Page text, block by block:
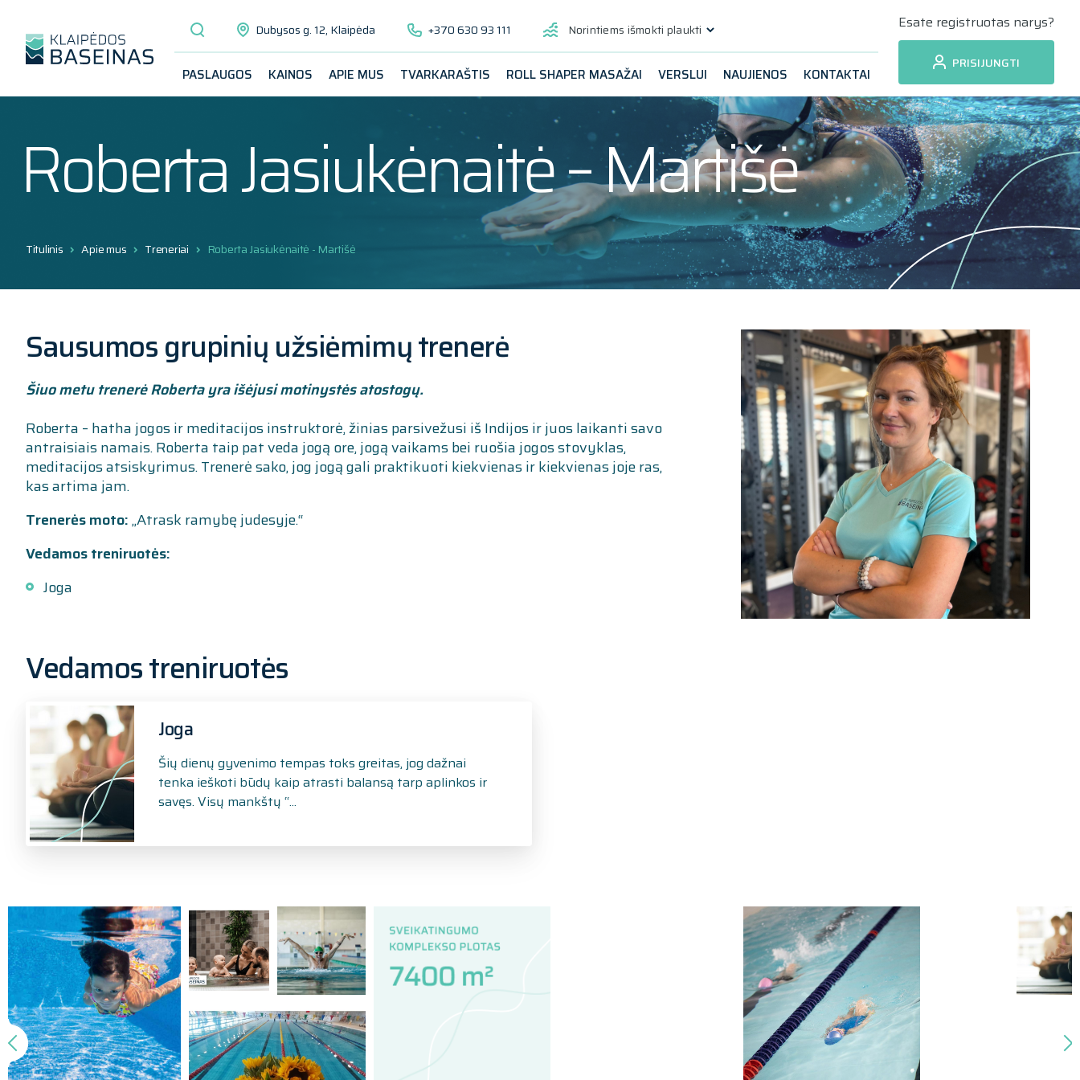
Dubysos g. 12, Klaipėda +370 630 93 111 Norintiems išmokti plaukti
PASLAUGOS KAINOS APIE MUS TVARKARAŠTIS ROLL SHAPER MASAŽAI VERSLUI NAUJIENOS KONTAKTAI
Esate registruotas narys?
PRISIJUNGTI
Roberta Jasiukėnaitė – Martišė
Titulinis Apie mus Treneriai Roberta Jasiukėnaitė - Martišė
Sausumos grupinių užsiėmimų trenerė
Šiuo metu trenerė Roberta yra išėjusi motinystės atostogų.
Roberta – hatha jogos ir meditacijos instruktorė, žinias parsivežusi iš Indijos ir juos laikanti savo
antraisiais namais. Roberta taip pat veda jogą ore, jogą vaikams bei ruošia jogos stovyklas,
meditacijos atsiskyrimus. Trenerė sako, jog jogą gali praktikuoti kiekvienas ir kiekvienas joje ras,
kas artima jam.
Trenerės moto:„Atrask ramybę judesyje.“
Vedamos treniruotės:
Joga
Vedamos treniruotės
Joga
Šių dienų gyvenimo tempas toks greitas, jog dažnai
tenka ieškoti būdų kaip atrasti balansą tarp aplinkos ir
savęs. Visų mankštų “...